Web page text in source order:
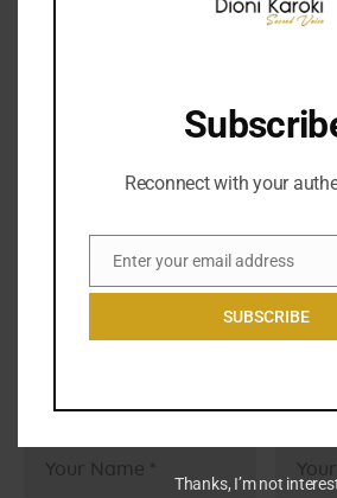
Next
Leave a
Reconnect with your
Email
Enter your email address
SUBSCRIBE
Thanks, I’m not